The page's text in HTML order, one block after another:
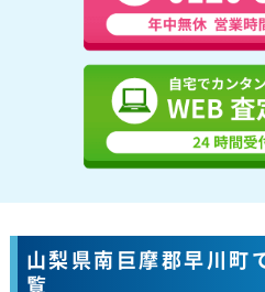
山梨県南巨摩郡早川町
覧